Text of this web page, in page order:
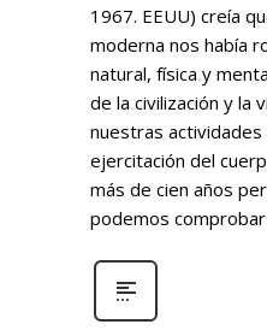
1967. EEUU) creía
moderna nos había
natural, física y
de la civilización y la
nuestras actividades
ejercitación del
más de cien años
podemos